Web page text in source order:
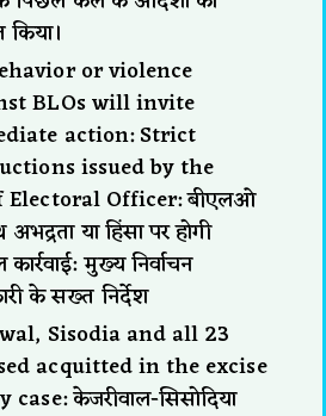
or violence
BLOs will invite
action: Strict
issued by the
Electoral Officer: बीएलओ
या हिंसा पर होगी
मुख्य निर्वाचन
के सख्त निर्देश
Sisodia and all 23
acquitted in the excise
केजरीवाल-सिसोदिया